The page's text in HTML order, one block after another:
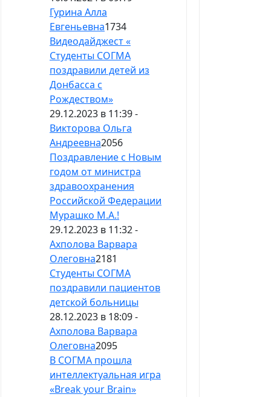
Гурина Алла
Евгеньевна1734
Видеодайджест «
Студенты СОГМА
поздравили детей из
Донбасса с
Рождеством»
29.12.2023 в 11:39 -
Викторова Ольга
Андреевна2056
Поздравление с Новым
годом от министра
здравоохранения
Российской Федерации
Мурашко М.А.!
29.12.2023 в 11:32 -
Ахполова Варвара
Олеговна2181
Студенты СОГМА
поздравили пациентов
детской больницы
28.12.2023 в 18:09 -
Ахполова Варвара
Олеговна2095
В СОГМА прошла
интеллектуальная игра
«Break your Brain»